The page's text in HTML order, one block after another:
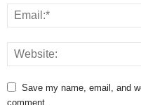
Save my name, email, and
comment.